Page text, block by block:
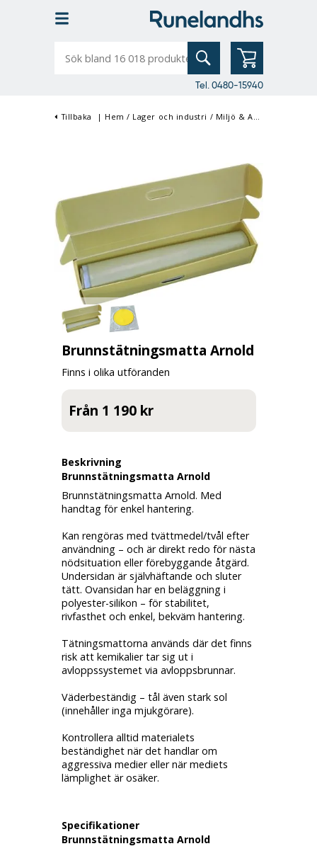
bland
Tel. 0480-15940
Tillbaka | Hem / Lager och industri / Miljö & Avfallshantering
Brunnstätningsmatta Arnold
Finns i olika utföranden
Från 1 190 kr
Beskrivning
Brunnstätningsmatta Arnold
Brunnstätningsmatta Arnold. Med
handtagför enkel hantering.
Kan rengöras med tvättmedel/tvål efter
användning – och är direkt redo för nästa
nödsituation ellerförebyggande åtgärd.
Undersidan ärsjälvhäftande och sluter
tätt. Ovansidan har en beläggning i
polyester-silikon – förstabilitet,
rivfasthetoch enkel, bekväm hantering.
Tätningsmattorna används där det finns
risk att kemikalier tar sig ut i
avloppssystemet via avloppsbrunnar.
Väderbeständig – tål även stark sol
(innehåller inga mjukgörare).
Kontrollera alltid materialets
beständighetnär det handlar om
aggressiva medier eller när mediets
lämplighet är osäker.
Specifikationer
Brunnstätningsmatta Arnold